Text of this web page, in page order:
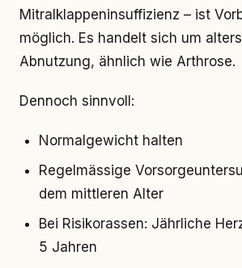
Mitralklappeninsuffizienz – ist
möglich. Es handelt sich um
Abnutzung, ähnlich wie Arthrose.
Dennoch sinnvoll:
Normalgewicht halten
Regelmässige
dem mittleren Alter
Bei Risikorassen: Jährliche
5 Jahren